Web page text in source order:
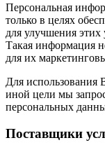
Персональная
только в целях
для улучшения
Такая информация
для их
Для
иной цели мы
персональных
Поставщики